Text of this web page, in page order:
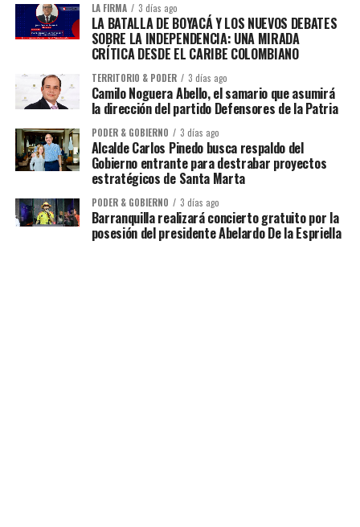
LA FIRMA 3 días ago
LA BATALLA DE BOYACÁ Y LOS NUEVOS DEBATES
SOBRE LA INDEPENDENCIA: UNA MIRADA
CRÍTICA DESDE EL CARIBE COLOMBIANO
TERRITORIO & PODER 3 días ago
Camilo Noguera Abello, el samario que asumirá
la dirección del partido Defensores de la Patria
PODER & GOBIERNO 3 días ago
Alcalde Carlos Pinedo busca respaldo del
Gobierno entrante para destrabar proyectos
estratégicos de Santa Marta
PODER & GOBIERNO 3 días ago
Barranquilla realizará concierto gratuito por la
posesión del presidente Abelardo De la Espriella